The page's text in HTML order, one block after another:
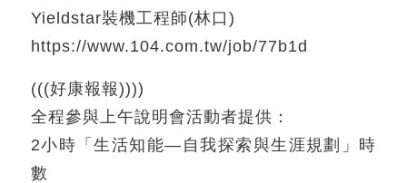
Yieldstar裝機工程師(林口)
https://www.104.com.tw/job/77b1d
(((好康報報))))
全程參與上午說明會活動者提供：
2小時「生活知能—自我探索與生涯規劃」時
數